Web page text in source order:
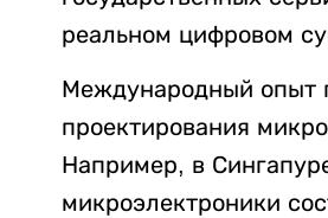
реальном цифровом
Международный опыт
проектирования
Например, в
микроэлектроники